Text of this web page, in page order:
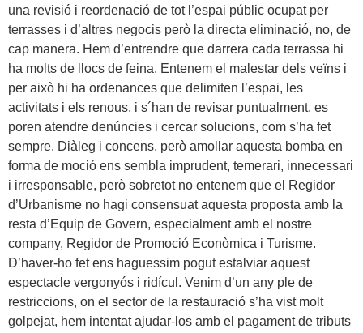
una revisió i reordenació de tot l’espai públic ocupat per
terrasses i d’altres negocis però la directa eliminació, no, de
cap manera. Hem d’entrendre que darrera cada terrassa hi
ha molts de llocs de feina. Entenem el malestar dels veïns i
per això hi ha ordenances que delimiten l’espai, les
activitats i els renous, i s´han de revisar puntualment, es
poren atendre denúncies i cercar solucions, com s’ha fet
sempre. Diàleg i concens, però amollar aquesta bomba en
forma de moció ens sembla imprudent, temerari, innecessari
i irresponsable, però sobretot no entenem que el Regidor
d’Urbanisme no hagi consensuat aquesta proposta amb la
resta d’Equip de Govern, especialment amb el nostre
company, Regidor de Promoció Econòmica i Turisme.
D’haver-ho fet ens haguessim pogut estalviar aquest
espectacle vergonyós i ridícul. Venim d’un any ple de
restriccions, on el sector de la restauració s’ha vist molt
golpejat, hem intentat ajudar-los amb el pagament de tributs